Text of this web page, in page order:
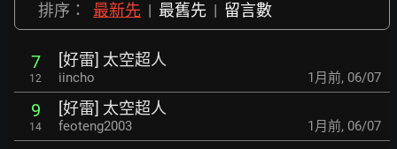
排序： 最新先 | 最舊先 | 留言數
7
12
[好雷] 太空超人
iincho 1月前, 06/07
9
14
[好雷] 太空超人
feoteng2003 1月前, 06/07